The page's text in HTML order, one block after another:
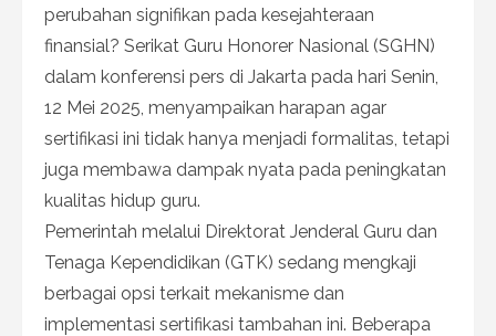
perubahan signifikan pada kesejahteraan
finansial? Serikat Guru Honorer Nasional (SGHN)
dalam konferensi pers di Jakarta pada hari Senin,
12 Mei 2025, menyampaikan harapan agar
sertifikasi ini tidak hanya menjadi formalitas, tetapi
juga membawa dampak nyata pada peningkatan
kualitas hidup guru.
Pemerintah melalui Direktorat Jenderal Guru dan
Tenaga Kependidikan (GTK) sedang mengkaji
berbagai opsi terkait mekanisme dan
implementasi sertifikasi tambahan ini. Beberapa